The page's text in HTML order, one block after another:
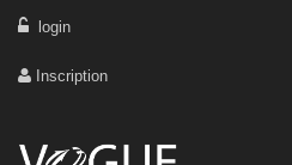
login
Inscription